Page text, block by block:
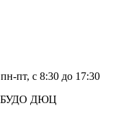
пт, с 8:30 до 17:30
ДЮЦ